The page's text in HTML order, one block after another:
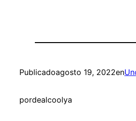
Publicadoagosto 19, 2022en
pordealcoolya